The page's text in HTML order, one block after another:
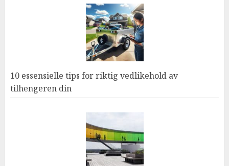
10 essensielle tips for riktig vedlikehold av
tilhengeren din